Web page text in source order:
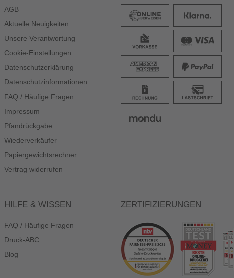
AGB
Aktuelle Neuigkeiten
Unsere Verantwortung
Cookie-Einstellungen
Datenschutzerklärung
Datenschutzinformationen
FAQ / Häufige Fragen
Impressum
Pfandrückgabe
Wiederverkäufer
Papiergewichtsrechner
Vertrag widerrufen
HILFE & WISSEN
FAQ / Häufige Fragen
Druck-ABC
Blog
ZERTIFIZIERUNGEN